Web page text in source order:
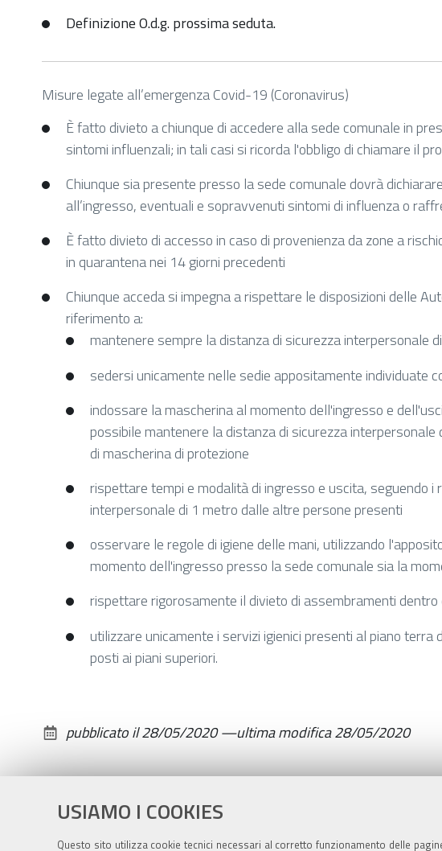
USIAMO I COOKIES
Questo sito utilizza cookie tecnici necessari al corretto funzionamento delle
2020-
2020-
06-
11T20:00:00+02:00
Definizione O.d.g. prossima seduta.
Misure legate all’emergenza Covid-19 (Coronavirus)
È fatto divieto a chiunque di accedere alla sede comunale in
sintomi influenzali; in tali casi si ricorda l'obbligo di chiamare il
Chiunque sia presente presso la sede comunale dovrà
all’ingresso, eventuali e sopravvenuti sintomi di influenza o
È fatto divieto di accesso in caso di provenienza da zone a
in quarantena nei 14 giorni precedenti
Chiunque acceda si impegna a rispettare le disposizioni delle
riferimento a:
mantenere sempre la distanza di sicurezza interpersonale
sedersi unicamente nelle sedie appositamente individuate
indossare la mascherina al momento dell'ingresso e
possibile mantenere la distanza di sicurezza
di mascherina di protezione
rispettare tempi e modalità di ingresso e uscita, seguendo
interpersonale di 1 metro dalle altre persone presenti
osservare le regole di igiene delle mani, utilizzando
momento dell'ingresso presso la sede comunale sia la
rispettare rigorosamente il divieto di assembramenti
utilizzare unicamente i servizi igienici presenti al piano
posti ai piani superiori.
pubblicato il28/05/2020—ultima modifica28/05/2020